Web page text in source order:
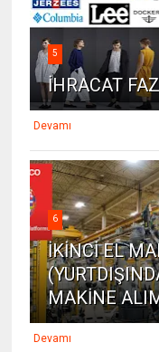
5
İHRACAT
Devamı
6
İKİNCİ EL
MAKİNE
Devamı